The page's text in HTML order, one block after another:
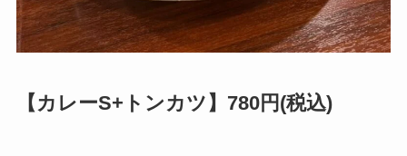
【カレーS+トンカツ】780円(税込)